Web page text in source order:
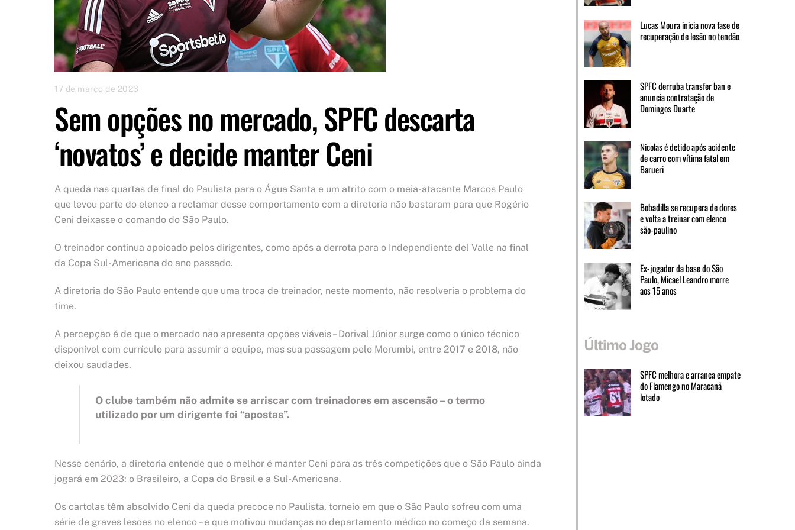
17 de março de 2023
Sem opções no mercado, SPFC descarta
‘novatos’ e decide manter Ceni
A queda nas quartas de final do Paulista para o Água Santa e um atrito com o meia-atacante Marcos Paulo
que levou parte do elenco a reclamar desse comportamento com a diretoria não bastaram para que Rogério
Ceni deixasse o comando do São Paulo.
O treinador continua apoioado pelos dirigentes, como após a derrota para o Independiente del Valle na final
da Copa Sul-Americana do ano passado.
A diretoria do São Paulo entende que uma troca de treinador, neste momento, não resolveria o problema do
time.
A percepção é de que o mercado não apresenta opções viáveis – Dorival Júnior surge como o único técnico
disponível com currículo para assumir a equipe, mas sua passagem pelo Morumbi, entre 2017 e 2018, não
deixou saudades.
O clube também não admite se arriscar com treinadores em ascensão – o termo
utilizado por um dirigente foi “apostas”.
Nesse cenário, a diretoria entende que o melhor é manter Ceni para as três competições que o São Paulo ainda
jogará em 2023: o Brasileiro, a Copa do Brasil e a Sul-Americana.
Os cartolas têm absolvido Ceni da queda precoce no Paulista, torneio em que o São Paulo sofreu com uma
série de graves lesões no elenco – e que motivou mudanças no departamento médico no começo da semana.
Lucas Moura inicia nova fase de
recuperação de lesão no tendão
SPFC derruba transfer ban e
anuncia contratação de
Domingos Duarte
Nicolas é detido após acidente
de carro com vítima fatal em
Barueri
Bobadilla se recupera de dores
e volta a treinar com elenco
são-paulino
Ex-jogador da base do São
Paulo, Micael Leandro morre
aos 15 anos
Último Jogo
SPFC melhora e arranca empate
do Flamengo no Maracanã
lotado